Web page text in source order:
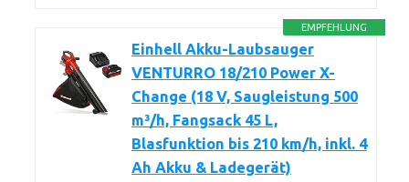
EMPFEHLUNG
Einhell Akku-Laubsauger
VENTURRO 18/210 Power X-
Change (18 V, Saugleistung 500
m³/h, Fangsack 45 L,
Blasfunktion bis 210 km/h, inkl. 4
Ah Akku & Ladegerät)